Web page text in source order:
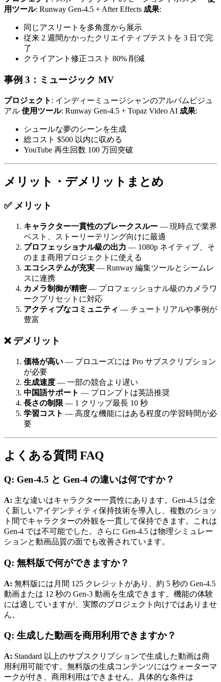
用ツール: Runway Gen-4.5 + After Effects 成果:
同じアスリートを多角度から展示
従来 2 週間かかったクリエイティブテストを 3 日で完
了
クライアント修正コスト 80% 削減
事例 3：ミュージック MV
プロジェクト : インディーミュージシャンのアルバムビジュ
アル 使用ツール: Runway Gen-4.5 + Topaz Video AI 成果:
シュールな夢のシーンを生成
総コスト $500 以内に収める
YouTube 再生回数 100 万回突破
メリット・デメリットまとめ
✅ メリット
キャラクター一貫性のブレークスルー — 現時点で業界
ベスト、ストーリーテリング向けに最適
プロフェッショナル級の出力 — 1080p ネイティブ、そ
のまま商用プロジェクトに使える
エコシステムが充実 — Runway 編集ツールとシームレ
スに連携
カメラ制御が精密— プロフェッショナル級のカメラワ
ークプリセットに対応
アクティブなコミュニティ — チュートリアルや事例が
豊富
❌ デメリット
価格が高い — プロユーズには Pro サブスクリプション
が必要
生成速度 — 一部の競合より遅い
中国語サポート — プロンプトは英語推奨
長さの制限 — 1 クリップ最長 10 秒
学習コスト — 高度な機能にはある程度の学習時間が必
要
よくある質問 FAQ
Q: Gen-4.5 と Gen-4 の違いは何ですか？
A: 主な違いはキャラクター一貫性にあります。Gen-4.5 は全
く新しいアイデンティティ保持技術を導入し、複数のショッ
ト間でキャラクターの外観を一貫して保持できます。これは
Gen-4 では不可能でした。さらに Gen-4.5 は物理シミュレー
ションと動画品質の面でも改善されています。
Q: 無料版で何ができますか？
A: 無料版には月間 125 クレジットがあり、約 5 秒の Gen-4.5
動画または 12 秒の Gen-3 動画を生成できます。機能の体験
には適していますが、実際のプロジェクト向けではありませ
ん。
Q: 生成した動画を商用利用できますか？
A: Standard 以上のサブスクリプションで生成した動画は商
用利用可能です。無料版の生成コンテンツにはウォーターマ
ークが付き、商用利用はできません。具体的な条件は